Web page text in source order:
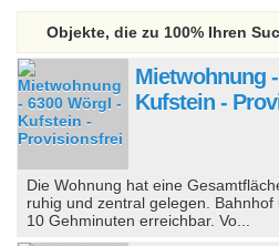
Objekte, die zu 100% Ihren
Mietwohnung
Kufstein -
Die Wohnung hat eine
ruhig und zentral gelegen.
10 Gehminuten erreichbar. Vo...